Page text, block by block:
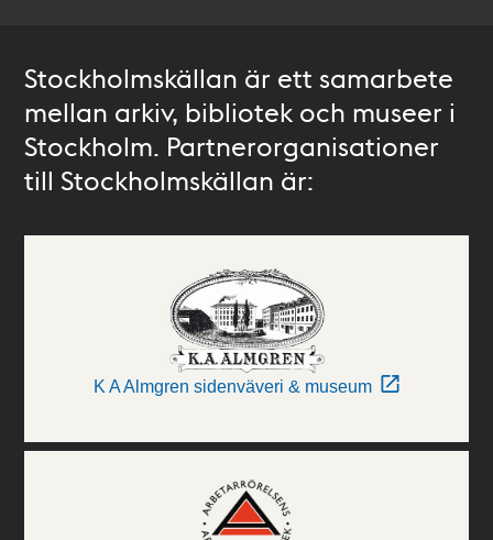
Stockholmskällan är ett samarbete
mellan arkiv, bibliotek och museer i
Stockholm. Partnerorganisationer
till Stockholmskällan är:
K A Almgren sidenväveri & museum